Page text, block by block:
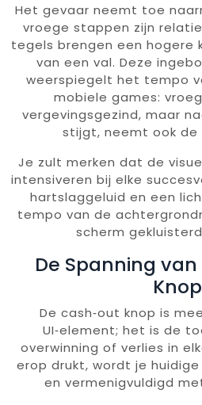
Het gevaar neemt toe
vroege stappen zijn
tegels brengen een hogere
van een val. Deze
weerspiegelt het tempo
mobiele games:
vergevingsgezind, maar
stijgt, neemt ook de
Je zult merken dat de
intensiveren bij elke
hartslaggeluid en een
tempo van de
scherm
De Spanning van
Knop
De cash‑out knop is
UI‑element; het is de
overwinning of verlies in
erop drukt, wordt je
en vermenigvuldigd